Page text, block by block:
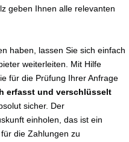
geben Ihnen alle relevanten
haben, lassen Sie sich einfach
weiterleiten. Mit Hilfe
für die Prüfung Ihrer Anfrage
erfasst und verschlüsselt
sicher. Der
einholen, das ist ein
die Zahlungen zu